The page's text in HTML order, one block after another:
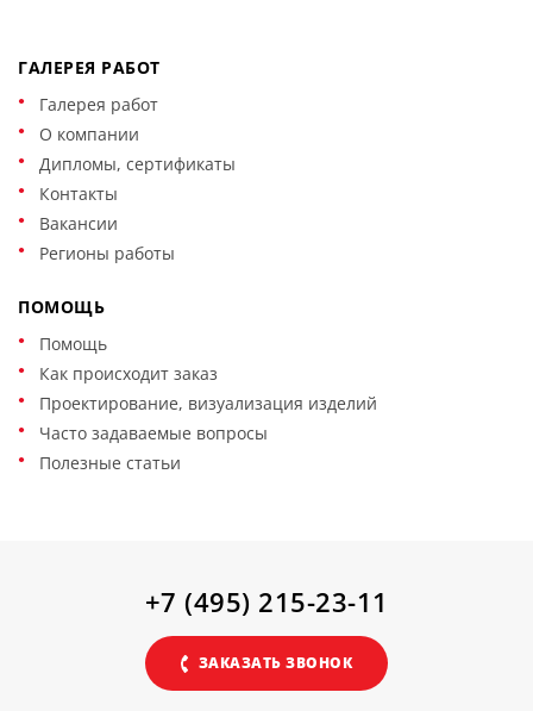
ГАЛЕРЕЯ РАБОТ
Галерея работ
О компании
Дипломы, сертификаты
Контакты
Вакансии
Регионы работы
ПОМОЩЬ
Помощь
Как происходит заказ
Проектирование, визуализация изделий
Часто задаваемые вопросы
Полезные статьи
+7 (495) 215-23-11
ЗАКАЗАТЬ ЗВОНОК